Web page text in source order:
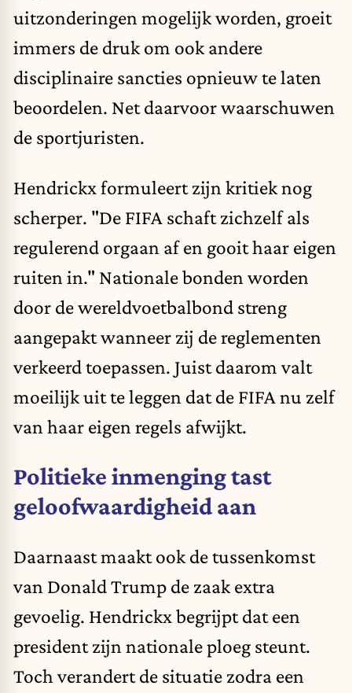
uitzonderingen mogelijk worden, groeit
immers de druk om ook andere
disciplinaire sancties opnieuw te laten
beoordelen. Net daarvoor waarschuwen
de sportjuristen.
Hendrickx formuleert zijn kritiek nog
scherper. "De FIFA schaft zichzelf als
regulerend orgaan af en gooit haar eigen
ruiten in." Nationale bonden worden
door de wereldvoetbalbond streng
aangepakt wanneer zij de reglementen
verkeerd toepassen. Juist daarom valt
moeilijk uit te leggen dat de FIFA nu zelf
van haar eigen regels afwijkt.
Politieke inmenging tast
geloofwaardigheid aan
Daarnaast maakt ook de tussenkomst
van Donald Trump de zaak extra
gevoelig. Hendrickx begrijpt dat een
president zijn nationale ploeg steunt.
Toch verandert de situatie zodra een